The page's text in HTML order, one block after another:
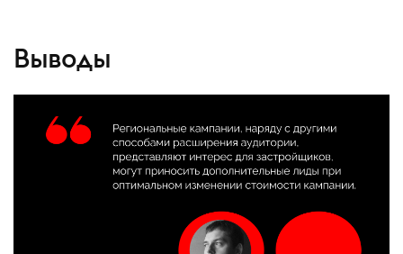
Выводы